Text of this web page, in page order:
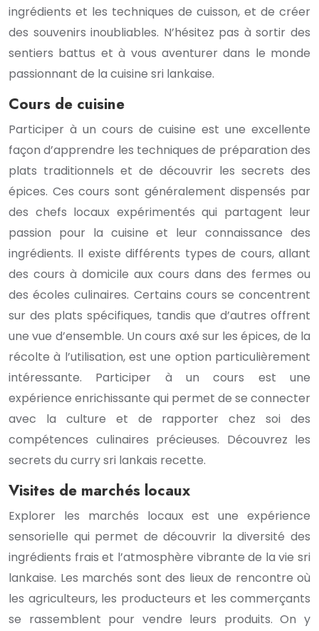
ingrédients et les techniques de cuisson, et de créer
des souvenirs inoubliables. N’hésitez pas à sortir des
sentiers battus et à vous aventurer dans le monde
passionnant de la cuisine sri lankaise.
Cours de cuisine
Participer à un cours de cuisine est une excellente
façon d’apprendre les techniques de préparation des
plats traditionnels et de découvrir les secrets des
épices. Ces cours sont généralement dispensés par
des chefs locaux expérimentés qui partagent leur
passion pour la cuisine et leur connaissance des
ingrédients. Il existe différents types de cours, allant
des cours à domicile aux cours dans des fermes ou
des écoles culinaires. Certains cours se concentrent
sur des plats spécifiques, tandis que d’autres offrent
une vue d’ensemble. Un cours axé sur les épices, de la
récolte à l’utilisation, est une option particulièrement
intéressante. Participer à un cours est une
expérience enrichissante qui permet de se connecter
avec la culture et de rapporter chez soi des
compétences culinaires précieuses. Découvrez les
secrets du curry sri lankais recette.
Visites de marchés locaux
Explorer les marchés locaux est une expérience
sensorielle qui permet de découvrir la diversité des
ingrédients frais et l’atmosphère vibrante de la vie sri
lankaise. Les marchés sont des lieux de rencontre où
les agriculteurs, les producteurs et les commerçants
se rassemblent pour vendre leurs produits. On y